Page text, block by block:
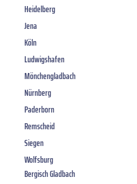
Heidelberg
Jena
Köln
Ludwigshafen
Mönchengladbach
Nürnberg
Paderborn
Remscheid
Siegen
Wolfsburg
Bergisch Gladbach